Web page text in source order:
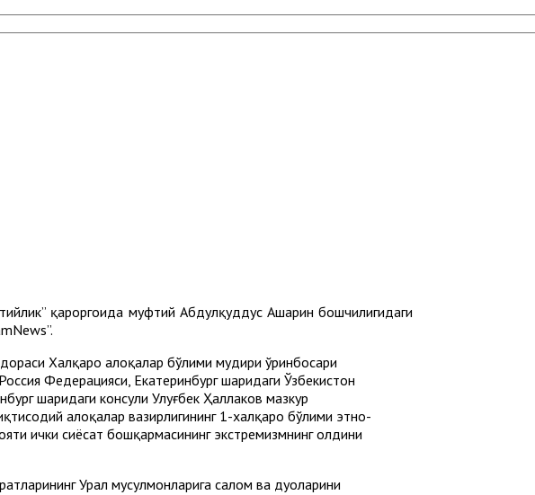
қароргоҳида муфтий Абдулқуддус Ашарин бошчилигидаги
Халқаро алоқалар бўлими мудири ўринбосари
Федерацияси, Екатеринбург шаҳридаги Ўзбекистон
шаҳридаги консули Улуғбек Ҳаллаков мазкур
алоқалар вазирлигининг 1-халқаро бўлими этно-
ички сиёсат бошқармасининг экстремизмнинг олдини
Урал мусулмонларига салом ва дуоларини